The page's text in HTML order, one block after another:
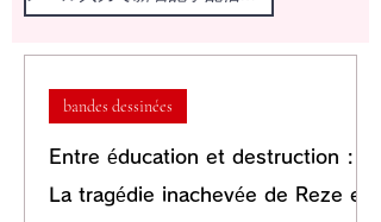
Entre éducation et destruction :
La tragédie inachevée de Reze et
bandes dessinées